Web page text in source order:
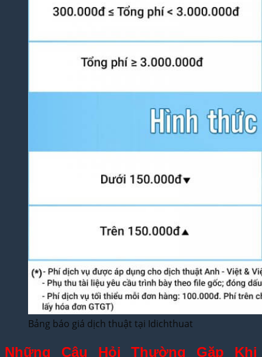
Bảng báo giá dịch thuật tại Idichthuat
Những Câu Hỏi Thường Gặp Khi